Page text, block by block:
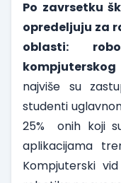
Po zavrsetku
opredeljuju za
oblasti:
najviše su
studenti
25% onih koji
aplikacijama
Kompjuterski